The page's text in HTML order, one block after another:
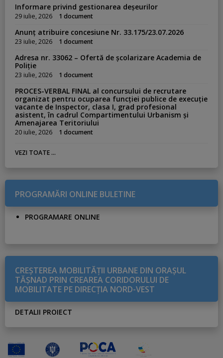
Informare privind gestionarea deșeurilor
29 iulie, 2026 1 document
Anunț atribuire concesiune Nr. 33.175/23.07.2026
23 iulie, 2026 1 document
Adresa nr. 33062 – Ofertă de școlarizare Academia de
Poliție
23 iulie, 2026 1 document
PROCES-VERBAL FINAL al concursului de recrutare
organizat pentru ocuparea funcției publice de execuție
vacante de Inspector, clasa I, grad profesional
asistent, în cadrul Compartimentului Urbanism și
Amenajarea Teritoriului
20 iulie, 2026 1 document
VEZI TOATE ...
PROGRAMĂRI ONLINE BULETINE
PROGRAMARE ONLINE
CREŞTEREA MOBILITĂŢII URBANE DIN ORAŞUL
TĂŞNAD PRIN CREAREA CORIDORULUI DE
MOBILITATE PE DIRECŢIA NORD-VEST
DETALII PROIECT